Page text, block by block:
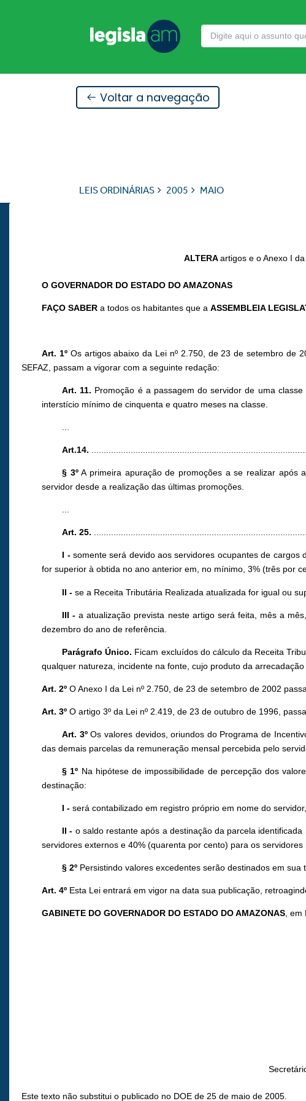
Voltar a navegação
LEIS ORDINÁRIAS 2005 MAIO
ALTERAartigos e o Anexo I
O GOVERNADOR DO ESTADO DO AMAZONAS
FAÇO SABER a todos os habitantes que aASSEMBLEIA
Art. 1ºOs artigos abaixo da Lei nº 2.750, de 23 de setembro de
SEFAZ, passam a vigorar com a seguinte redação:
Art. 11. Promoção é a passagem do servidor de uma
interstício mínimo de cinquenta e quatro meses na classe.
...
Art.14.
§ 3ºA primeira apuração de promoções a se realizar após
servidor desde a realização das últimas promoções.
...
Art. 25.
I -somente será devido aos servidores ocupantes de cargos
for superior à obtida no ano anterior em, no mínimo, 3% (três por
II - se a Receita Tributária Realizada atualizada for igual ou
III - a atualização prevista neste artigo será feita, mês a
dezembro do ano de referência.
Parágrafo Único. Ficam excluídos do cálculo da Receita
qualquer natureza, incidente na fonte, cujo produto da
Art. 2º O Anexo I da Lei nº 2.750, de 23 de setembro de 2002
Art. 3º O artigo 3º da Lei nº 2.419, de 23 de outubro de 1996,
Art. 3ºOs valores devidos, oriundos do Programa de
das demais parcelas da remuneração mensal percebida pelo
§ 1º Na hipótese de impossibilidade de percepção dos
destinação:
I - será contabilizado em registro próprio em nome do
II - o saldo restante após a destinação da parcela
servidores externos e 40% (quarenta por cento) para os servidores
§ 2º Persistindo valores excedentes serão destinados em sua
Art. 4º Esta Lei entrará em vigor na data sua publicação,
GABINETE DO GOVERNADOR DO ESTADO DO AMAZONAS ,
Este texto não substitui o publicado no DOE de 25 de maio de 2005.